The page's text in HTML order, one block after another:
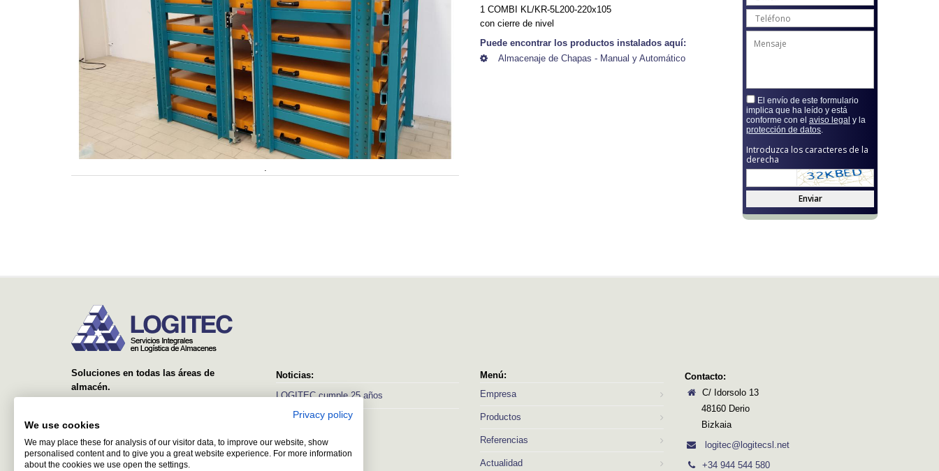
.
1 COMBI KL/KR-5L200-220x105
con cierre de nivel
Puede encontrar los productos instalados aquí:
Almacenaje de Chapas - Manual y Automático
El envío de este formulario
implica que ha leído y está
conforme con el aviso legal y la
protección de datos.
Introduzca los caracteres de la
derecha
Enviar
Soluciones en todas las áreas de
almacén.
estanterías, hasta sistemas avanzados con
gestión.
Noticias:
LOGITEC cumple 25 años
Ver más
Menú:
Empresa
Productos
Referencias
Actualidad
Contacto:
C/ Idorsolo 13
48160 Derio
Bizkaia
logitec@logitecsl.net
+34 944 544 580
Privacy policy
We use cookies
We may place these for analysis of our visitor data, to improve our website, show
personalised content and to give you a great website experience. For more information
about the cookies we use open the settings.